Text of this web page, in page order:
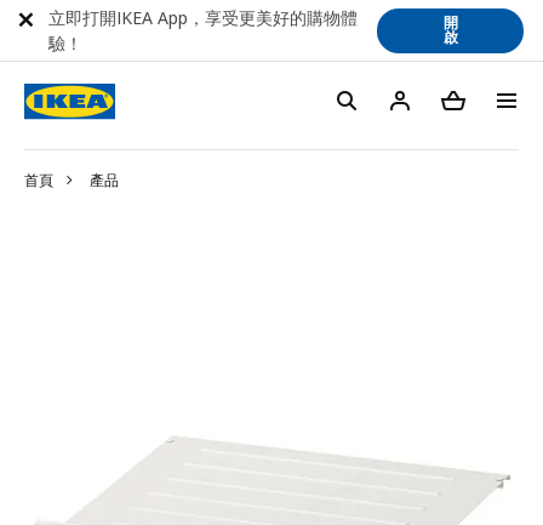
首頁 產品
立即打開IKEA App，享受更美好的購物體
驗！
開
啟